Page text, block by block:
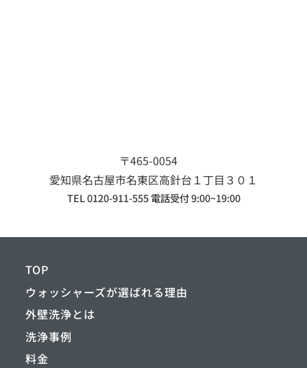
〒465-0054
愛知県名古屋市名東区高針台１丁目３０１
TEL 0120-911-555 電話受付 9:00~19:00
TOP
ウォッシャーズが選ばれる理由
外壁洗浄とは
洗浄事例
料金